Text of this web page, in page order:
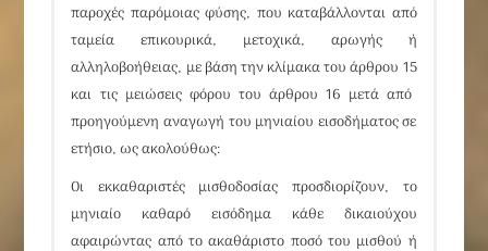
παροχές παρόμοιας φύσης, που καταβάλλονται από
ταμεία επικουρικά, μετοχικά, αρωγής ή
αλληλοβοήθειας, με βάση την κλίμακα τουάρθρου 15
και τις μειώσεις φόρου τουάρθρου 16 μετά από
προηγούμενη αναγωγή του μηνιαίου εισοδήματος σε
ετήσιο, ως ακολούθως:
Οι εκκαθαριστές μισθοδοσίας προσδιορίζουν, το
μηνιαίο καθαρό εισόδημα κάθε δικαιούχου
αφαιρώντας από το ακαθάριστο ποσό του μισθού ή